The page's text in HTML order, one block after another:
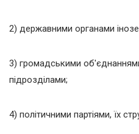
2) державними органами
3) громадськими
підрозділами;
4) політичними партіями, їх